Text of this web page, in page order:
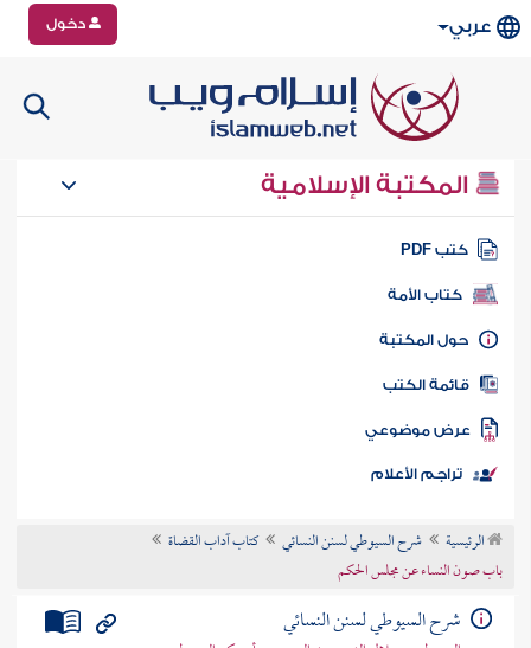
عربي دخول
المكتبة الإسلامية
كتب PDF
كتاب الأمة
المكتبة
الكتب
موضوعي
تراجم الأعلام
الرئيسية شرح السيوطي لسنن النسائي
كتاب آداب القضاة
باب صون النساء عن مجلس الحكم
شرح السيوطي لسنن النسائي